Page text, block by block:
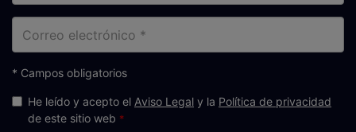
electrónico
* Campos obligatorios
He leído y acepto el Aviso Legal y la Política de privacidad
de este sitio web